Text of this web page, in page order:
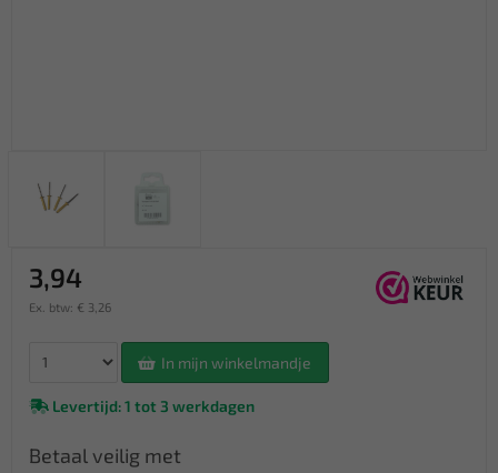
3,94
Ex. btw: € 3,26
In mijn winkelmandje
Levertijd: 1 tot 3 werkdagen
Betaal veilig met